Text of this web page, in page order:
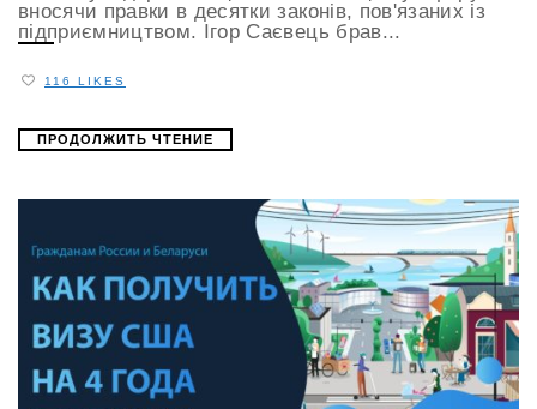
вносячи правки в десятки законів, пов'язаних із
підприємництвом. Ігор Саєвець брав...
116 LIKES
ПРОДОЛЖИТЬ ЧТЕНИЕ